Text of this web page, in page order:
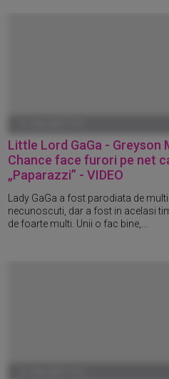
Little Lord GaGa - Greyson
Chance face furori pe net
„Paparazzi” - VIDEO
Lady GaGa a fost parodiata de
necunoscuti, dar a fost in acelasi
de foarte multi. Unii o fac bine,...